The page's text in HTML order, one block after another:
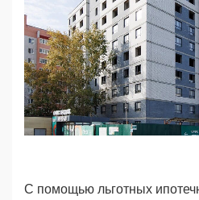
С помощью льготных